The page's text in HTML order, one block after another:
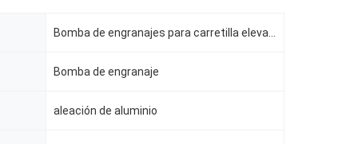
Bomba de engranaje
aleación de aluminio